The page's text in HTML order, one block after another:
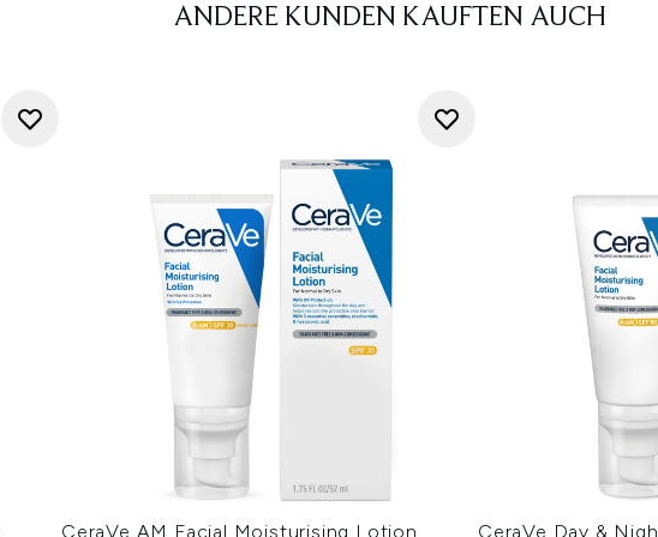
ANDERE KUNDEN KAUFTEN AUCH
CeraVe AM Facial Moisturising Lotion
CeraVe Day &